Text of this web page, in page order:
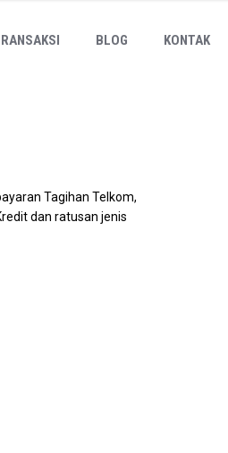
BLOG KONTAK
Tagihan Telkom,
dan ratusan jenis